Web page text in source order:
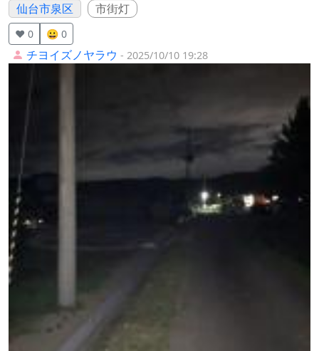
仙台市泉区
市街灯
❤️ 0 😀 0
チヨイズノヤラウ - 2025/10/10 19:28